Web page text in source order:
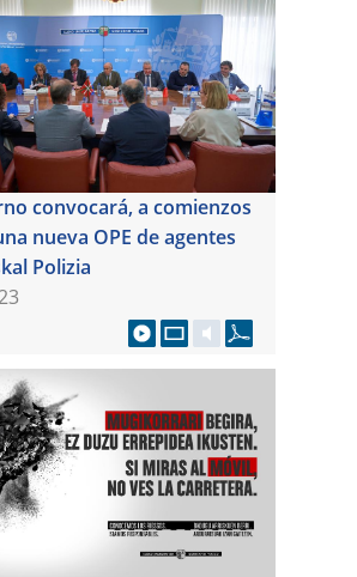
convocará, a comienzos
nueva OPE de agentes
Polizia